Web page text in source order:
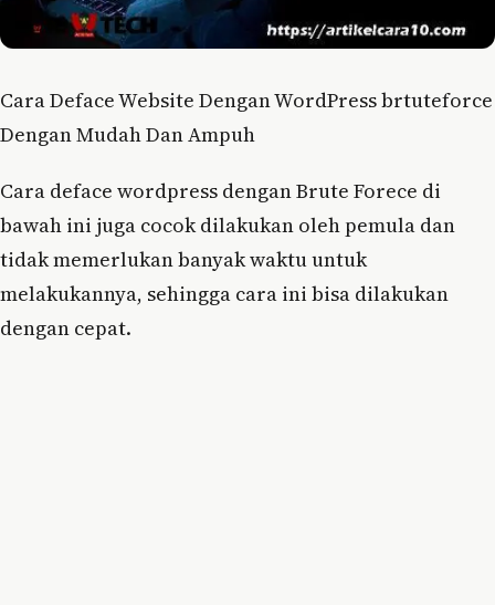
Cara Deface Website Dengan WordPress brtuteforce
Dengan Mudah Dan Ampuh
Cara deface wordpress dengan Brute Forece di
bawah ini juga cocok dilakukan oleh pemula dan
tidak memerlukan banyak waktu untuk
melakukannya, sehingga cara ini bisa dilakukan
dengan cepat.